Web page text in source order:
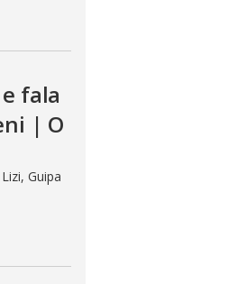
fala
| O
Guipa